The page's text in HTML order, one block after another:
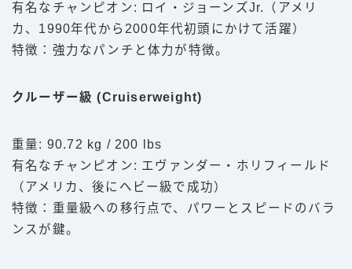
有名なチャンピオン: ロイ・ジョーンズJr.（アメリ
カ、1990年代から2000年代初頭にかけて活躍）
特徴：強力なパンチと体力が特徴。
クルーザー級 (Cruiserweight)
重量: 90.72 kg / 200 lbs
有名なチャンピオン: エヴァンダー・ホリフィールド
（アメリカ、後にヘビー級で成功）
特徴：重量級への移行点で、パワーとスピードのバラ
ンスが鍵。